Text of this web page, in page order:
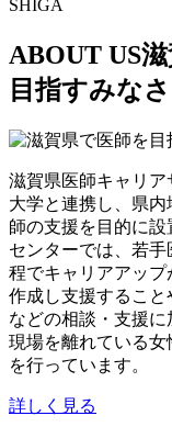
SHIGA
ABOUT US
目指すみな
滋賀県医師キャリ
大学と連携し、県
師の支援を目的に設
センターでは、若
程でキャリアアッ
作成し支援するこ
などの相談・支援
現場を離れている
を行っています。
詳しく見る